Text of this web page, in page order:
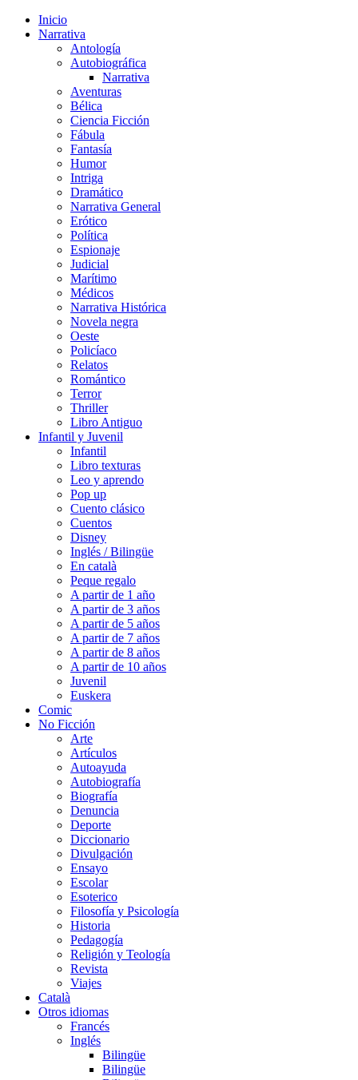
Inicio
Narrativa
Antología
Autobiográfica
Narrativa
Aventuras
Bélica
Ciencia Ficción
Fábula
Fantasía
Humor
Intriga
Dramático
Narrativa General
Erótico
Política
Espionaje
Judicial
Marítimo
Médicos
Narrativa Histórica
Novela negra
Oeste
Policíaco
Relatos
Romántico
Terror
Thriller
Libro Antiguo
Infantil y Juvenil
Infantil
Libro texturas
Leo y aprendo
Pop up
Cuento clásico
Cuentos
Disney
Inglés / Bilingüe
En català
Peque regalo
A partir de 1 año
A partir de 3 años
A partir de 5 años
A partir de 7 años
A partir de 8 años
A partir de 10 años
Juvenil
Euskera
Comic
No Ficción
Arte
Artículos
Autoayuda
Autobiografía
Biografía
Denuncia
Deporte
Diccionario
Divulgación
Ensayo
Escolar
Esoterico
Filosofía y Psicología
Historia
Pedagogía
Religión y Teología
Revista
Viajes
Català
Otros idiomas
Francés
Inglés
Bilingüe
Bilingüe